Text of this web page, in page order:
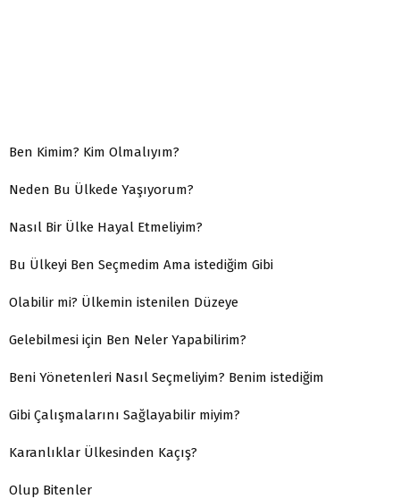
Ben Kimim? Kim Olmalıyım?
Neden Bu Ülkede Yaşıyorum?
Nasıl Bir Ülke Hayal Etmeliyim?
Bu Ülkeyi Ben Seçmedim Ama istediğim Gibi
Olabilir mi? Ülkemin istenilen Düzeye
Gelebilmesi için Ben Neler Yapabilirim?
Beni Yönetenleri Nasıl Seçmeliyim? Benim istediğim
Gibi Çalışmalarını Sağlayabilir miyim?
Karanlıklar Ülkesinden Kaçış?
Olup Bitenler